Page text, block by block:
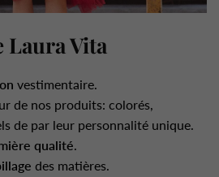
Laura Vita
vestimentaire.
de nos produits: colorés,
de par leur personnalité unique.
qualité.
des matières.